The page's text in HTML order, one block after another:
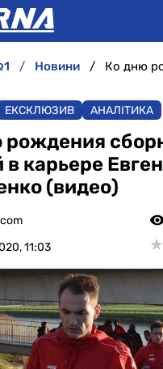
новини
ЕКСКЛЮЗИВ АНАЛІТИКА
рождения
в карьере
(видео)
11:03
★
★